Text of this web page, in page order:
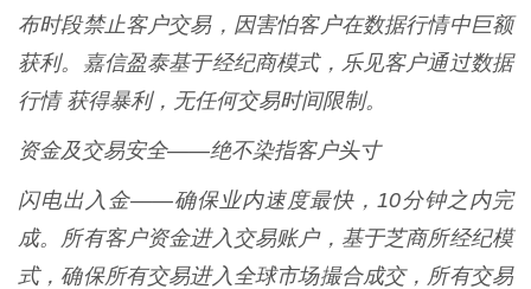
布时段禁止客户交易，因害怕客户在数据行情中巨额
获利。嘉信盈泰基于经纪商模式，乐见客户通过数据
行情 获得暴利，无任何交易时间限制。
资金及交易安全——绝不染指客户头寸
闪电出入金——确保业内速度最快，10分钟之内完
成。所有客户资金进入交易账户，基于芝商所经纪模
式，确保所有交易进入全球市场撮合成交，所有交易